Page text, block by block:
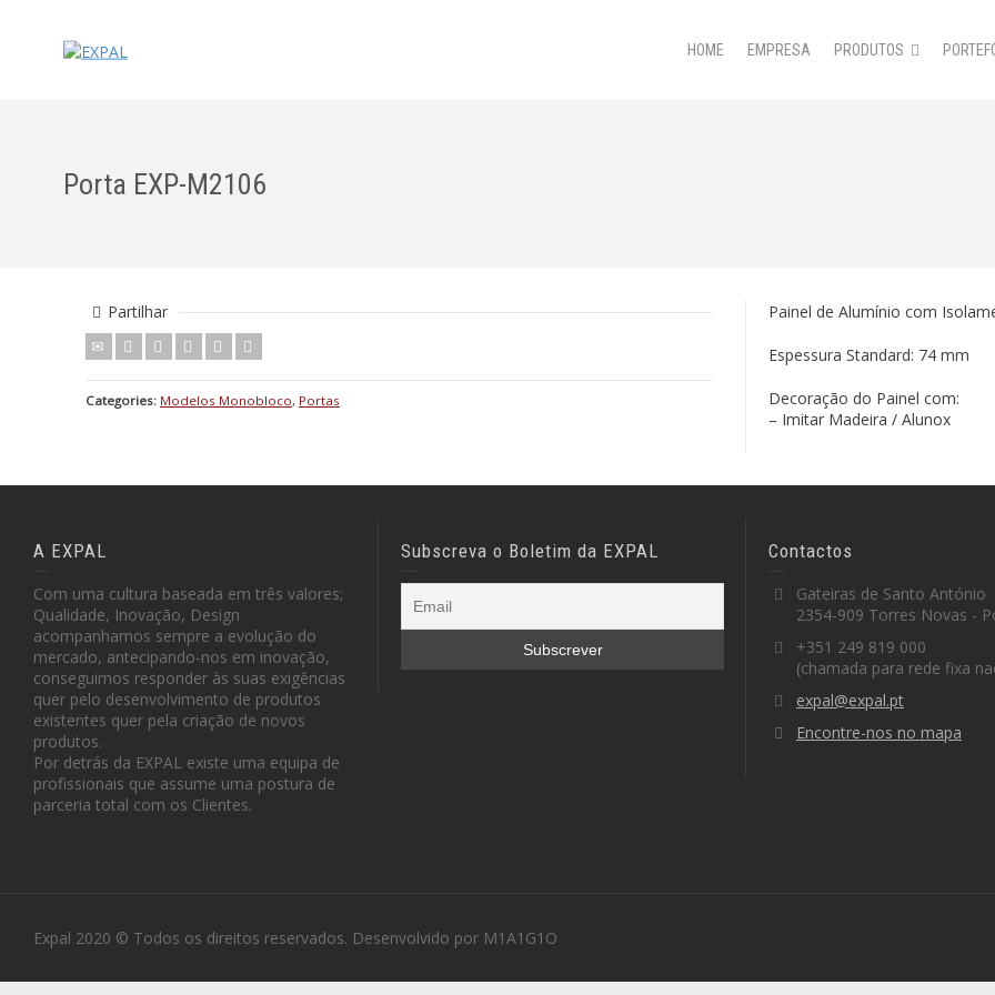
HOME EMPRESA PRODUTOS
Porta EXP-M2106
Partilhar
Categories: Modelos Monobloco, Portas
Painel de Alumínio com
Espessura Standard: 74 mm
Decoração do Painel com:
– Imitar Madeira / Alunox
A EXPAL
Com uma cultura baseada em três valores;
Qualidade, Inovação, Design
acompanhamos sempre a evolução do
mercado, antecipando-nos em inovação,
conseguimos responder às suas exigências
quer pelo desenvolvimento de produtos
existentes quer pela criação de novos
produtos.
Por detrás da EXPAL existe uma equipa de
profissionais que assume uma postura de
parceria total com os Clientes.
Subscreva o Boletim da EXPAL Contactos
Gateiras de Santo António
2354-909 Torres Novas -
+351 249 819 000
(chamada para rede fixa
expal@expal.pt
Encontre-nos no mapa
Expal 2020 © Todos os direitos reservados. Desenvolvido por M1A1G1O